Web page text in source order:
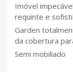
Imóvel
requinte e
Garden
da cobertura
Semi mobiliado